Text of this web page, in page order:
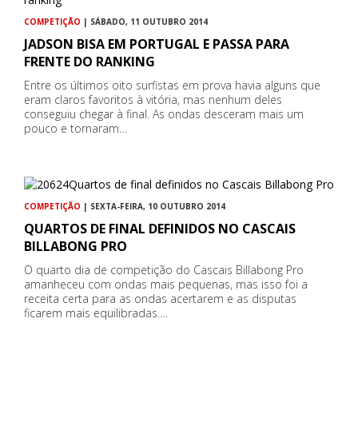
COMPETIÇÃO | SÁBADO, 11 OUTUBRO 2014
JADSON BISA EM PORTUGAL E PASSA PARA
FRENTE DO RANKING
Entre os últimos oito surfistas em prova havia alguns que
eram claros favoritos à vitória, mas nenhum deles
conseguiu chegar à final. As ondas desceram mais um
pouco e tornaram…
COMPETIÇÃO | SEXTA-FEIRA, 10 OUTUBRO 2014
QUARTOS DE FINAL DEFINIDOS NO CASCAIS
BILLABONG PRO
O quarto dia de competição do Cascais Billabong Pro
amanheceu com ondas mais pequenas, mas isso foi a
receita certa para as ondas acertarem e as disputas
ficarem mais equilibradas.…